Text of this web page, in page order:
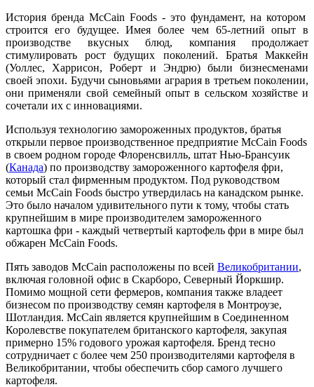
История бренда McCain Foods - это фундамент, на котором
строится его будущее. Имея более чем 65-летний опыт в
производстве вкусных блюд, компания продолжает
стимулировать рост будущих поколений. Братья Маккейн
(Уоллес, Харрисон, Роберт и Эндрю) были бизнесменами
своей эпохи. Будучи сыновьями агрария в третьем поколении,
они применяли свой семейный опыт в сельском хозяйстве и
сочетали их с инновациями.
Используя технологию замороженных продуктов, братья
открыли первое производственное предприятие McCain Foods
в своем родном городе Флоренсвилль, штат Нью-Брансуик
(Канада) по производству замороженного картофеля фри,
который стал фирменным продуктом. Под руководством
семьи McCain Foods быстро утвердилась на канадском рынке.
Это было началом удивительного пути к тому, чтобы стать
крупнейшим в мире производителем замороженного
картошка фри - каждый четвертый картофель фри в мире был
обжарен McCain Foods.
Пять заводов McCain расположены по всей Великобритании,
включая головной офис в Скарборо, Северный Йоркшир.
Помимо мощной сети фермеров, компания также владеет
бизнесом по производству семян картофеля в Монтроузе,
Шотландия. McCain является крупнейшим в Соединенном
Королевстве покупателем британского картофеля, закупая
примерно 15% годового урожая картофеля. Бренд тесно
сотрудничает с более чем 250 производителями картофеля в
Великобритании, чтобы обеспечить сбор самого лучшего
картофеля.